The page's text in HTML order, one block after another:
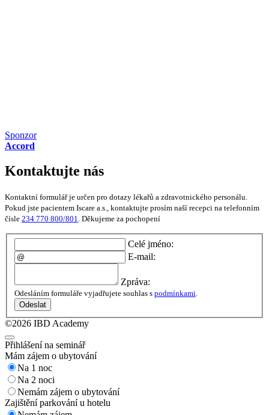
Sponzor
Accord
Kontaktujte nás
Kontaktní formulář je určen pro dotazy lékařů a zdravotnického personálu.
Pokud jste pacientem Iscare a.s., kontaktujte prosím naší recepci na telefonním
čísle 234 770 800/801. Děkujeme za pochopení
Celé jméno:
E-mail:
Zpráva:
Odesláním formuláře vyjadřujete souhlas s podmínkami
Odeslat
©2026 IBD Academy
Přihlášení na seminář
Mám zájem o ubytování
Na 1 noc
Na 2 noci
Nemám zájem o ubytování
Zajištění parkování u hotelu